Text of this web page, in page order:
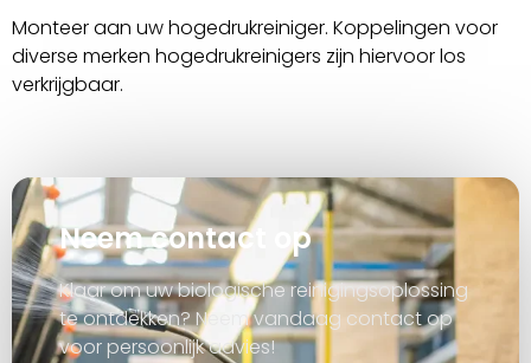
Monteer aan uw hogedrukreiniger. Koppelingen voor
diverse merken hogedrukreinigers zijn hiervoor los
verkrijgbaar.
Neem contact op
Klaar om uw biologische reinigingsoplossing
te ontdekken? Neem vandaag contact op
voor persoonlijk advies!